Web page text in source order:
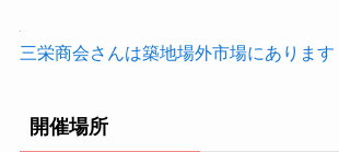
三栄商会さんは築地場外市場にあります
開催場所